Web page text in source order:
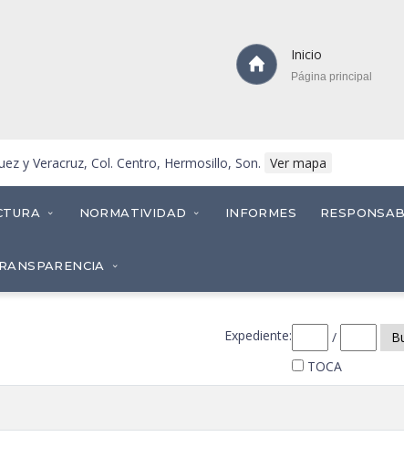
Inicio
Página principal
y Veracruz, Col. Centro, Hermosillo, Son. Ver mapa
NORMATIVIDAD INFORMES
Expediente: /
TOCA